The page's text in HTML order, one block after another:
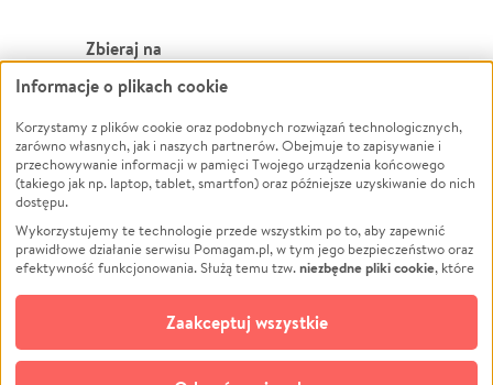
Zbieraj na
Leczenie
Zwierzęta
Pożar
Ukraina
Pomoc Finansowa
Projekty
Pogrzeb
Społeczność lokalna
Kultura
Powódź
Wichura
NGO
Edukacja
Podróż
Impreza
Ochrona środowiska
Biznes
Informacje o plikach cookie
Korzystamy z plików cookie oraz podobnych rozwiązań technologicznych,
zarówno własnych, jak i naszych partnerów. Obejmuje to zapisywanie i
przechowywanie informacji w pamięci Twojego urządzenia końcowego
(takiego jak np. laptop, tablet, smartfon) oraz późniejsze uzyskiwanie do nich
dostępu.
Wykorzystujemy te technologie przede wszystkim po to, aby zapewnić
prawidłowe działanie serwisu Pomagam.pl, w tym jego bezpieczeństwo oraz
efektywność funkcjonowania. Służą temu tzw.niezbędne pliki cookie, które
opcjonalnych plików cookie
technologii do celów analitycznych i retargetingowych. Możesz wyrazić
zgodę na ich stosowanie lub jej odmówić. W dowolnym momencie masz
możliwość zmiany swoich preferencji na stronie „Zarządzaj zgodami cookie”,
Zaakceptuj wszystkie